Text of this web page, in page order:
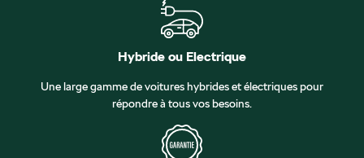
Hybride ou Electrique
Une large gamme de voitures hybrides et électriques pour
répondre à tous vos besoins.